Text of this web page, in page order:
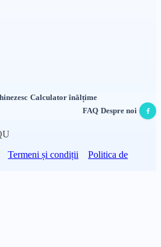
·Calculator înălțime
FAQ·Despre noi ·
Termeni și condiții
Politica de